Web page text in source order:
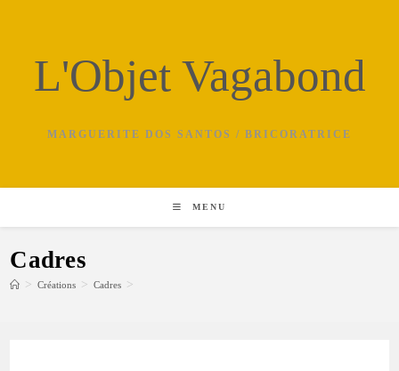
L'Objet Vagabond
MARGUERITE DOS SANTOS / BRICORATRICE
MENU
Cadres
> Créations > Cadres >